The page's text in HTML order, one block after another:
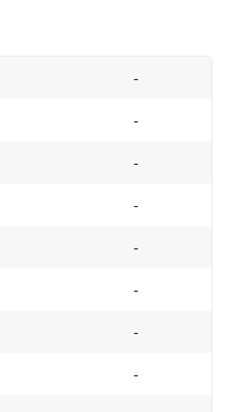
-
-
-
-
-
-
-
-